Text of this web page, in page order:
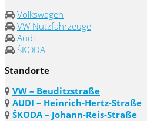
Volkswagen
VW Nutzfahrzeuge
Audi
ŠKODA
Standorte
VW – Beuditzstraße
AUDI – Heinrich-Hertz-Straße
ŠKODA – Johann-Reis-Straße